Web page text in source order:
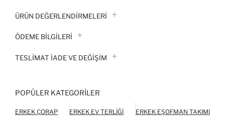
ÜRÜN DEĞERLENDİRMELERİ
ÖDEME BİLGİLERİ
TESLIMAT İADE VE DEĞIŞIM
POPÜLER KATEGORILER
ERKEK ÇORAP ERKEK EV TERLIĞI ERKEK EŞOFMAN TAKIMI